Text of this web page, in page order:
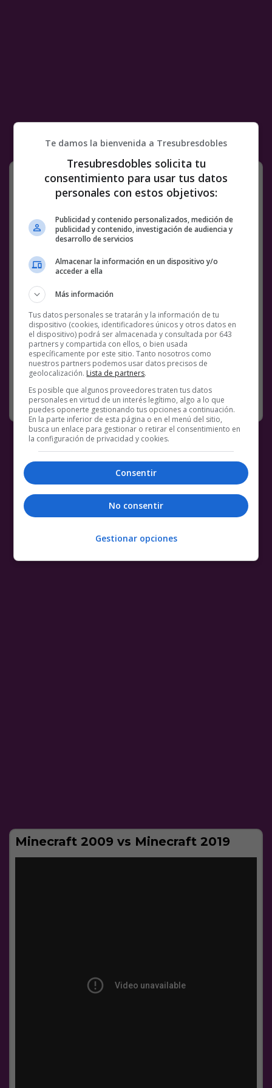
Hace poco tuve una discusión con mi tío,
que vive en Madrid… Decía que en Madrid
hay tal cantidad de homosecsuales y es
tan normalizado que dentro de poco, él,
que es heterosecsual, sería el rarito xdxd
Facebook
Twitter
WhatsApp
Gmail
Meneame
Copy
Link
BS18 DISCRIMINADOS HETEROSEXUALES
11 COMENTARIOS
SIN CATEGORÍA 30 JUNIO, 2019
Minecraft 2009 vs Minecraft 2019
Te damos la bienvenida a Tresubresdobles
Tresubresdobles solicita tu
consentimiento para usar tus datos
personales con estos objetivos:
Publicidad y contenido personalizados, medición de
publicidad y contenido, investigación de audiencia y
desarrollo de servicios
Almacenar la información en un dispositivo y/o
acceder a ella
Más información
Tus datos personales se tratarán y la información de tu
dispositivo (cookies, identificadores únicos y otros datos en
el dispositivo) podrá ser almacenada y consultada por 643
partners y compartida con ellos, o bien usada
específicamente por este sitio. Tanto nosotros como
nuestros partners podemos usar datos precisos de
geolocalización. Lista de partners.
Es posible que algunos proveedores traten tus datos
personales en virtud de un interés legítimo, algo a lo que
puedes oponerte gestionando tus opciones a continuación.
En la parte inferior de esta página o en el menú del sitio,
busca un enlace para gestionar o retirar el consentimiento en
la configuración de privacidad y cookies.
Consentir
No consentir
Gestionar opciones